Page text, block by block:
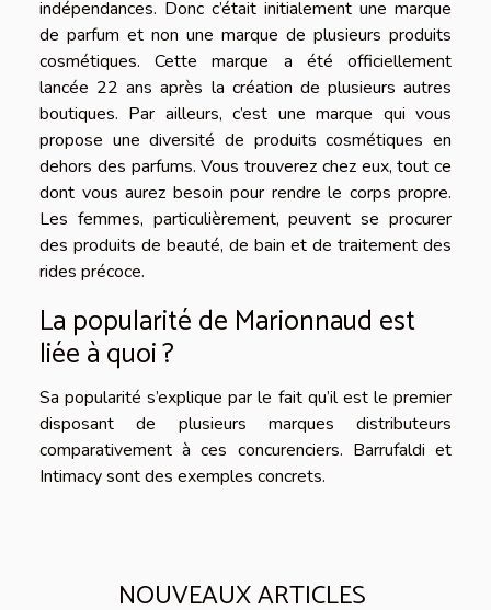
indépendances. Donc c’était initialement une marque
de parfum et non une marque de plusieurs produits
cosmétiques. Cette marque a été officiellement
lancée 22 ans après la création de plusieurs autres
boutiques. Par ailleurs, c’est une marque qui vous
propose une diversité de produits cosmétiques en
dehors des parfums. Vous trouverez chez eux, tout ce
dont vous aurez besoin pour rendre le corps propre.
Les femmes, particulièrement, peuvent se procurer
des produits de beauté, de bain et de traitement des
rides précoce.
La popularité de Marionnaud est
liée à quoi ?
Sa popularité s’explique par le fait qu’il est le premier
disposant de plusieurs marques distributeurs
comparativement à ces concurenciers. Barrufaldi et
Intimacy sont des exemples concrets.
NOUVEAUX ARTICLES